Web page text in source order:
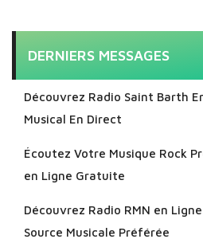
DERNIERS MESSAGES
Découvrez Radio Saint Barth
Musical En Direct
Écoutez Votre Musique Rock
en Ligne Gratuite
Découvrez Radio RMN en
Source Musicale Préférée